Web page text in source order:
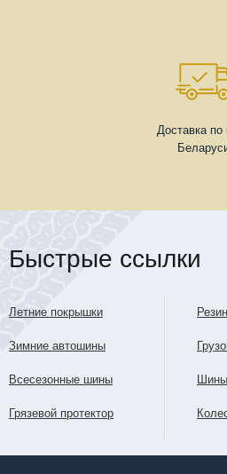
Доставка по
Быстрые ссылки
Летние покрышки
Зимние автошины
Всесезонные шины
Грязевой протектор